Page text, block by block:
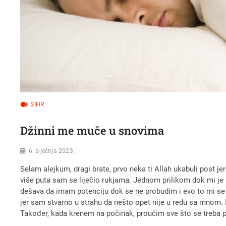
SIHR
Džinni me muče u snovima
6. siječnja 2023.
Selam alejkum, dragi brate, prvo neka ti Allah ukabuli post
više puta sam se liječio rukjama. Jednom prilikom dok mi
dešava da imam potenciju dok se ne probudim i evo to mi
jer sam stvarno u strahu da nešto opet nije u redu sa
Također, kada krenem na počinak, proučim sve što se